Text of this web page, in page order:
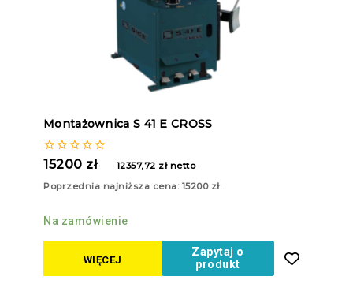
Montażownica S 41 E CROSS
0
5
15200 zł 12357,72 złnetto
Poprzednia najniższa cena: 15200 zł.
Na zamówienie
WIĘCEJ
Zapytaj o
produkt